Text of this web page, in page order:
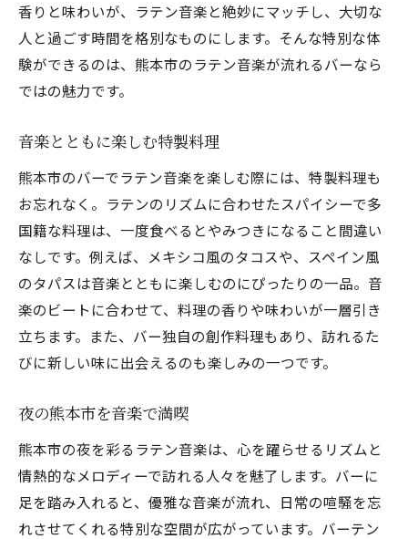
香りと味わいが、ラテン音楽と絶妙にマッチし、大切な
人と過ごす時間を格別なものにします。そんな特別な体
験ができるのは、熊本市のラテン音楽が流れるバーなら
ではの魅力です。
音楽とともに楽しむ特製料理
熊本市のバーでラテン音楽を楽しむ際には、特製料理も
お忘れなく。ラテンのリズムに合わせたスパイシーで多
国籍な料理は、一度食べるとやみつきになること間違い
なしです。例えば、メキシコ風のタコスや、スペイン風
のタパスは音楽とともに楽しむのにぴったりの一品。音
楽のビートに合わせて、料理の香りや味わいが一層引き
立ちます。また、バー独自の創作料理もあり、訪れるた
びに新しい味に出会えるのも楽しみの一つです。
夜の熊本市を音楽で満喫
熊本市の夜を彩るラテン音楽は、心を躍らせるリズムと
情熱的なメロディーで訪れる人々を魅了します。バーに
足を踏み入れると、優雅な音楽が流れ、日常の喧騒を忘
れさせてくれる特別な空間が広がっています。バーテン